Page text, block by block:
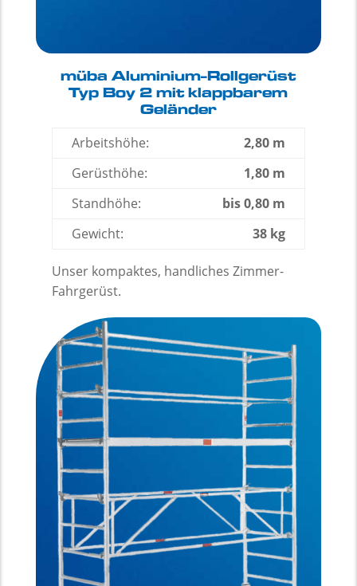
müba Aluminium-Rollgerüst
Typ Boy 2 mit klappbarem
Geländer
Arbeitshöhe:
2,80 m
Gerüsthöhe:
1,80 m
Standhöhe:
bis 0,80 m
Gewicht:
38 kg
Unser kompaktes, handliches Zimmer-
Fahrgerüst.